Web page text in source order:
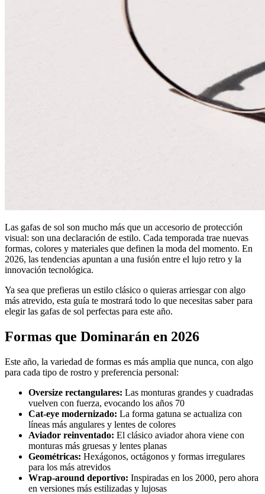
Las gafas de sol son mucho más que un accesorio de protección
visual: son una declaración de estilo. Cada temporada trae nuevas
formas, colores y materiales que definen la moda del momento. En
2026, las tendencias apuntan a una fusión entre el lujo retro y la
innovación tecnológica.
Ya sea que prefieras un estilo clásico o quieras arriesgar con algo
más atrevido, esta guía te mostrará todo lo que necesitas saber para
elegir las gafas de sol perfectas para este año.
Formas que Dominarán en 2026
Este año, la variedad de formas es más amplia que nunca, con algo
para cada tipo de rostro y preferencia personal:
Oversize rectangulares: Las monturas grandes y cuadradas
vuelven con fuerza, evocando los años 70
Cat-eye modernizado: La forma gatuna se actualiza con
líneas más angulares y lentes de colores
Aviador reinventado: El clásico aviador ahora viene con
monturas más gruesas y lentes planas
Geométricas: Hexágonos, octágonos y formas irregulares
para los más atrevidos
Wrap-around deportivo: Inspiradas en los 2000, pero ahora
en versiones más estilizadas y lujosas